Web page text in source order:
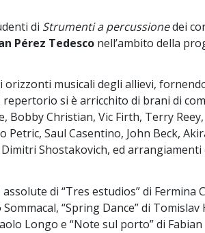
di Strumenti a percussionedei
Pérez Tedesco nell’ambito della
musicali degli allievi,
si è arricchito di brani di
Bobby Christian, Vic Firth, Terry
Petric, Saul Casentino, John Beck,
Shostakovich, ed arrangiamenti
di “Tres estudios” di Fermina
“Spring Dance” di Tomislav
Longo e “Note sul porto” di